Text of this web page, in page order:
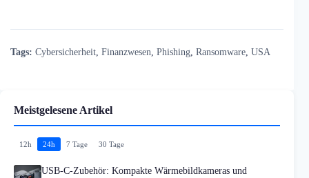
Tags: Cybersicherheit Finanzwesen Phishing Ransomware USA
Meistgelesene Artikel
12h 24h 7 Tage 30 Tage
USB-C-Zubehör: Kompakte Wärmebildkameras und